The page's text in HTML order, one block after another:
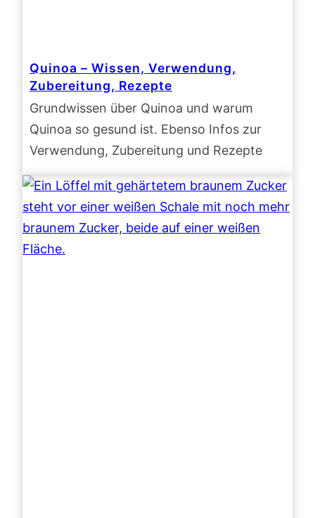
Quinoa – Wissen, Verwendung,
Zubereitung, Rezepte
Grundwissen über Quinoa und warum
Quinoa so gesund ist. Ebenso Infos zur
Verwendung, Zubereitung und Rezepte